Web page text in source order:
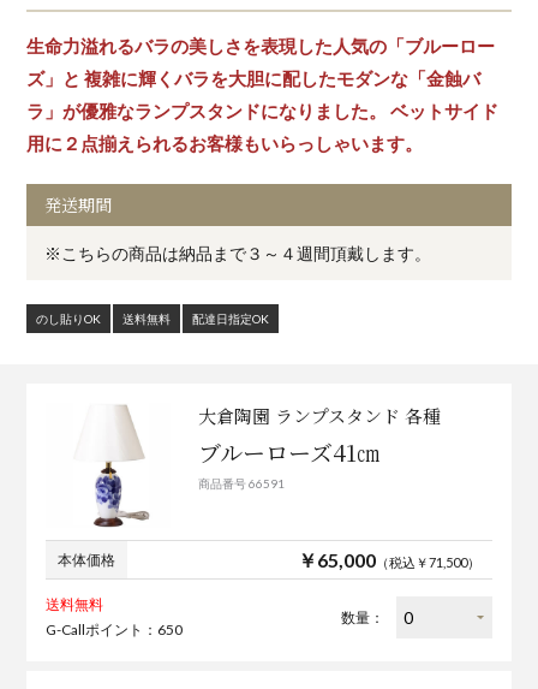
生命力溢れるバラの美しさを表現した人気の「ブルーロー
ズ」と 複雑に輝くバラを大胆に配したモダンな「金蝕バ
ラ」が優雅なランプスタンドになりました。 ベットサイド
用に２点揃えられるお客様もいらっしゃいます。
発送期間
※こちらの商品は納品まで３～４週間頂戴します。
のし貼りOK 送料無料 配達日指定OK
大倉陶園 ランプスタンド 各種
ブルーローズ41㎝
商品番号 66591
本体価格 ￥65,000（税込￥71,500）
送料無料
G-Callポイント：650
数量：